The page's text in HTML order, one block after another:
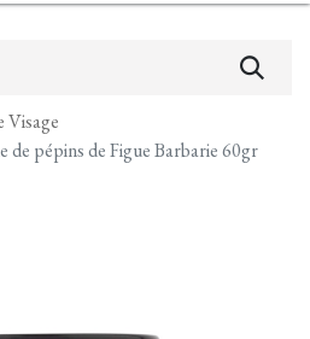
Visage
de pépins de Figue Barbarie 60gr